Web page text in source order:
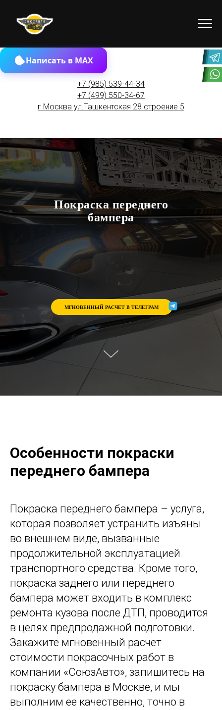
Написать в MAX
+7 (985) 539-44-34
+7 (499) 550-34-67
г.Москва ул.Ташкентская 28 строение 5
Покраска переднего
бампера
МГНОВЕННЫЙ РАСЧЕТ В ТЕЛЕГРАМ
Особенности покраски
переднего бампера
Покраска переднего бампера – услуга,
которая позволяет устранить изъяны
во внешнем виде, вызванные
продолжительной эксплуатацией
транспортного средства. Кроме того,
покраска заднего или переднего
бампера может входить в комплекс
ремонта кузова после ДТП, проводится
в целях предпродажной подготовки.
Закажите мгновенный расчет
стоимости покрасочных работ в
компании «СоюзАвто», запишитесь на
покраску бампера в Москве, и мы
выполним ее качественно, точно в